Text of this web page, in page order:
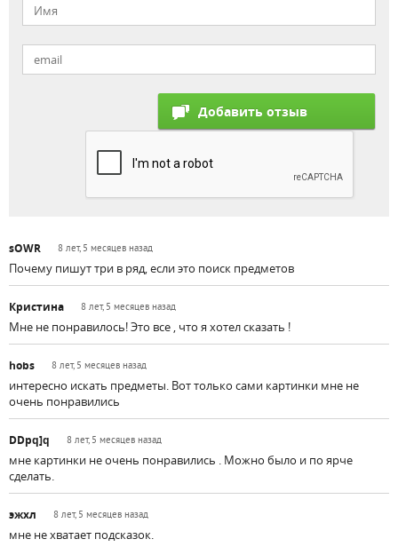
sOWR 8 лет, 5 месяцев назад
Почему пишут три в ряд, если это поиск предметов
Кристина 8 лет, 5 месяцев назад
Мне не понравилось! Это все , что я хотел сказать !
hobs 8 лет, 5 месяцев назад
интересно искать предметы. Вот только сами картинки мне не
очень понравились
DDpq]q 8 лет, 5 месяцев назад
мне картинки не очень понравились . Можно было и по ярче
сделать.
эжхл 8 лет, 5 месяцев назад
мне не хватает подсказок.